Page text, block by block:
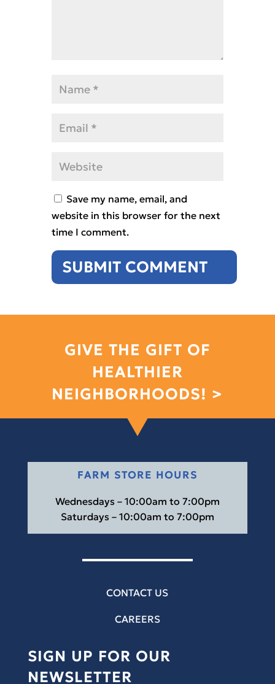
Save my name, email, and
website in this browser for the next
time I comment.
GIVE THE GIFT OF
HEALTHIER
NEIGHBORHOODS! >
FARM STORE HOURS
Wednesdays – 10:00am to 7:00pm
Saturdays – 10:00am to 7:00pm
CONTACT US
CAREERS
SIGN UP FOR OUR
NEWSLETTER